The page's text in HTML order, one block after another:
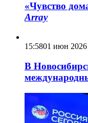
«Чувство
Array
15:5801 июн 2026
В